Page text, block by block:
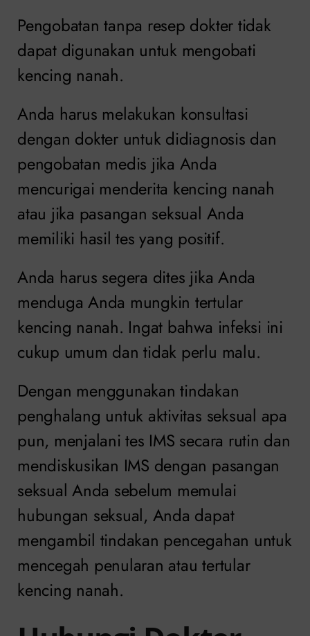
Pengobatan tanpa resep dokter tidak
dapat digunakan untuk mengobati
kencing nanah.
Anda harus melakukan konsultasi
dengan dokter untuk didiagnosis dan
pengobatan medis jika Anda
mencurigai menderita kencing nanah
atau jika pasangan seksual Anda
memiliki hasil tes yang positif.
Anda harus segera dites jika Anda
menduga Anda mungkin tertular
kencing nanah. Ingat bahwa infeksi ini
cukup umum dan tidak perlu malu.
Dengan menggunakan tindakan
penghalang untuk aktivitas seksual apa
pun, menjalani tes IMS secara rutin dan
mendiskusikan IMS dengan pasangan
seksual Anda sebelum memulai
hubungan seksual, Anda dapat
mengambil tindakan pencegahan untuk
mencegah penularan atau tertular
kencing nanah.